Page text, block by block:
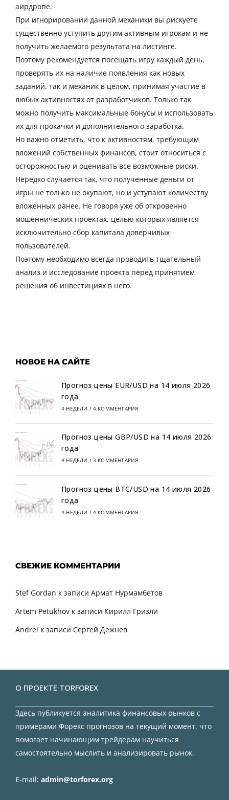
аирдропе.
При игнорировании данной механики вы рискуете
существенно уступить другим активным игрокам и не
получить желаемого результата на листинге.
Поэтому рекомендуется посещать игру каждый день,
проверять их на наличие появления как новых
заданий, так и механик в целом, принимая участие в
любых активностях от разработчиков. Только так
можно получить максимальные бонусы и использовать
их для прокачки и дополнительного заработка.
Но важно отметить, что к активностям, требующим
вложений собственных финансов, стоит относиться с
осторожностью и оценивать все возможные риски.
Нередко случается так, что полученные деньги от
игры не только не окупают, но и уступают количеству
вложенных ранее. Не говоря уже об откровенно
мошеннических проектах, целью которых является
исключительно сбор капитала доверчивых
пользователей.
Поэтому необходимо всегда проводить тщательный
анализ и исследование проекта перед принятием
решения об инвестициях в него.
НОВОЕ НА САЙТЕ
Прогноз цены EUR/USD на 14 июля 2026
года
4 НЕДЕЛИ / 4 КОММЕНТАРИЯ
Прогноз цены GBP/USD на 14 июля 2026
года
4 НЕДЕЛИ / 3 КОММЕНТАРИЯ
Прогноз цены BTC/USD на 14 июля 2026
года
4 НЕДЕЛИ / 4 КОММЕНТАРИЯ
СВЕЖИЕ КОММЕНТАРИИ
Stef Gordan к записи Армат Нурмамбетов
Artem Petukhov к записи Кирилл Гризли
Andrei к записи Сергей Дежнев
О ПРОЕКТЕ TORFOREX
Здесь публикуется аналитика финансовых рынков с
примерами Форекс прогнозов на текущий момент, что
помогает начинающим трейдерам научиться
самостоятельно мыслить и анализировать рынок.
E-mail: admin@torforex.org